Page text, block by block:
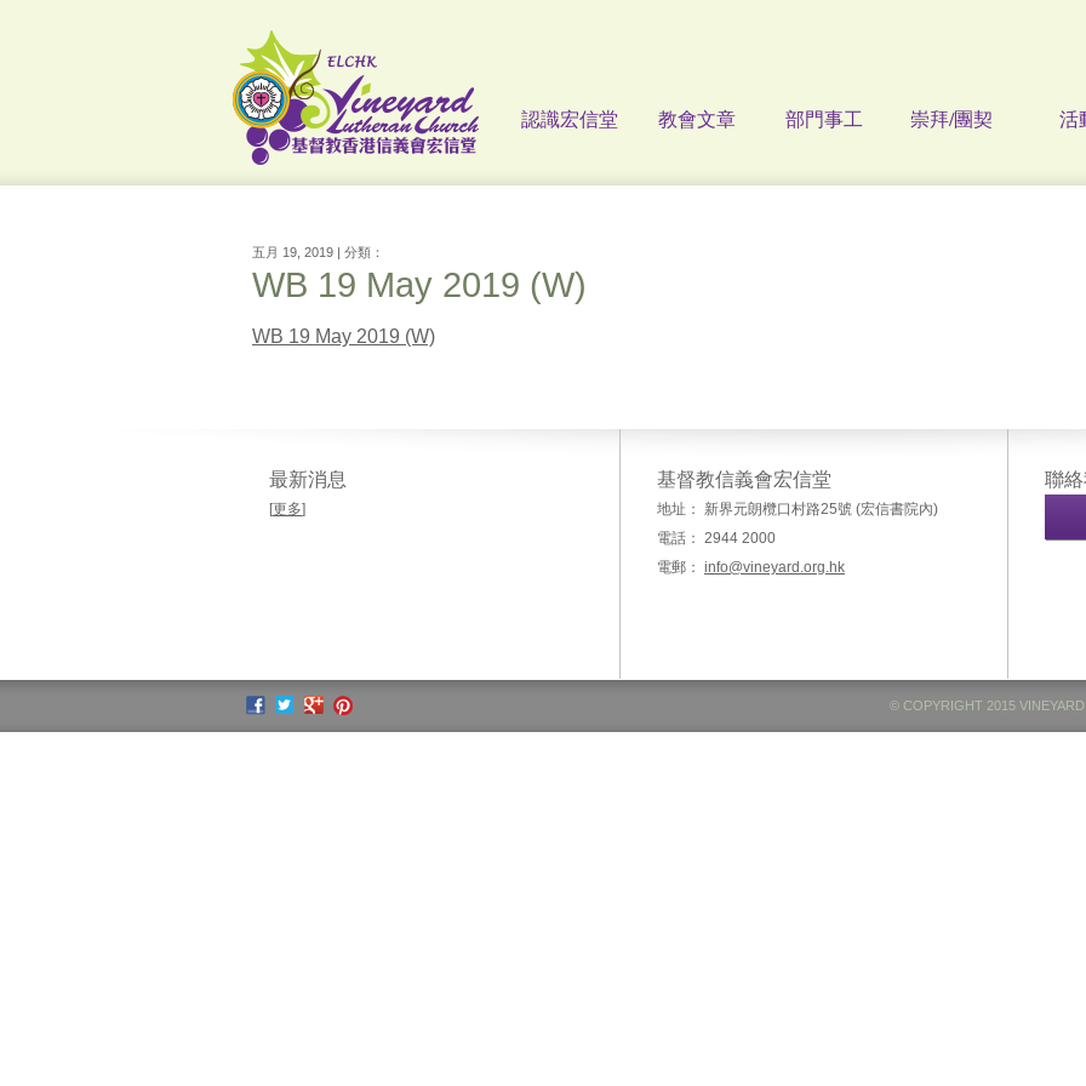
認識宏信堂 教會文章 部門事工 崇拜/團契 活
五月 19, 2019 | 分類：
WB 19 May 2019 (W)
WB 19 May 2019 (W)
最新消息
[更多]
基督教信義會宏信堂
地址： 新界元朗欖口村路25號 (宏信書院內)
電話： 2944 2000
電郵： info@vineyard.org.hk
聯
© COPYRIGHT 2015